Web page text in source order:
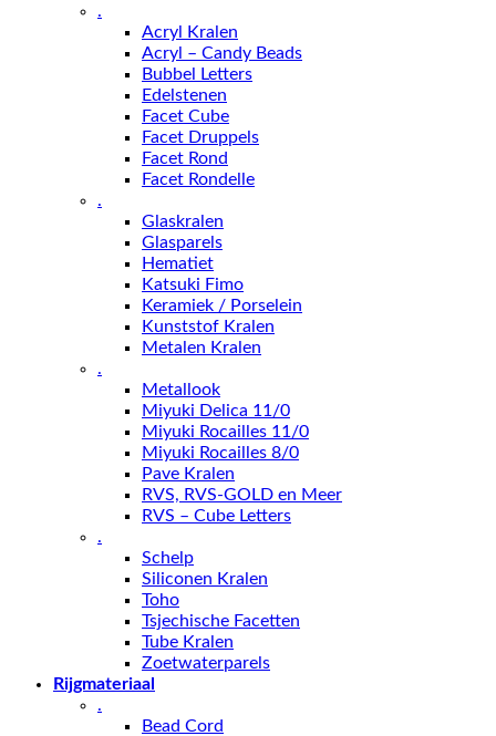
.
Acryl Kralen
Acryl – Candy Beads
Bubbel Letters
Edelstenen
Facet Cube
Facet Druppels
Facet Rond
Facet Rondelle
.
Glaskralen
Glasparels
Hematiet
Katsuki Fimo
Keramiek / Porselein
Kunststof Kralen
Metalen Kralen
.
Metallook
Miyuki Delica 11/0
Miyuki Rocailles 11/0
Miyuki Rocailles 8/0
Pave Kralen
RVS, RVS-GOLD en Meer
RVS – Cube Letters
.
Schelp
Siliconen Kralen
Toho
Tsjechische Facetten
Tube Kralen
Zoetwaterparels
Rijgmateriaal
.
Bead Cord